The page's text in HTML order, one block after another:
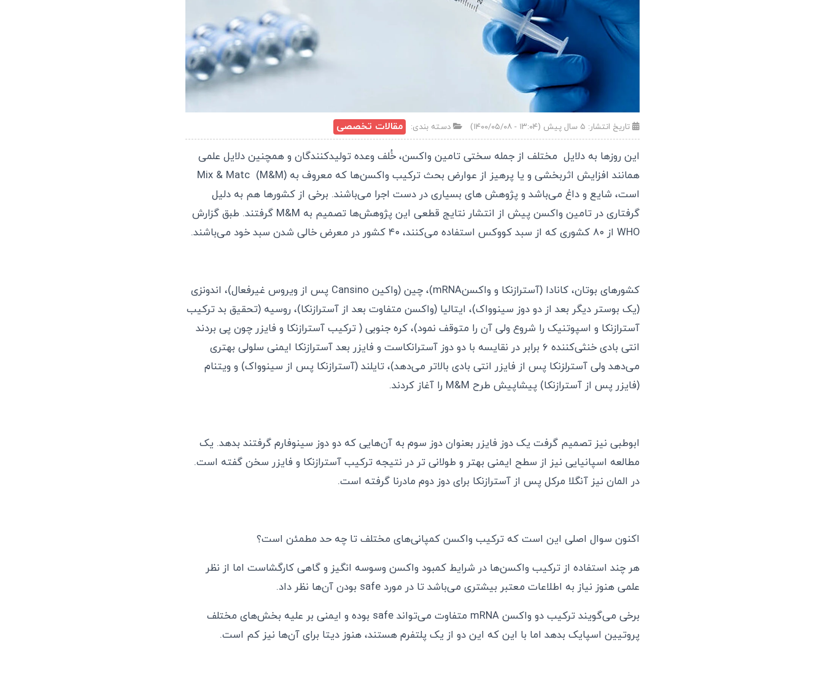
تاریخ انتشار: ۵ سال پیش (۱۳:۰۴ - ۱۴۰۰/۰۵/۰۸) دسته بندی: مقالات تخصصی
این روزها به دلایل مختلف از جمله سختی تامین واکسن، خُلف وعده تولیدکنندگان و همچنین دلایل علمی
همانند افزایش اثربخشی و یا پرهیز از عوارض بحث ترکیب واکسن‌ها که معروف به Mix & Matc (M&M)
است، شایع و داغ می‌باشد و پژوهش های بسیاری در دست اجرا می‌باشند. برخی از کشورها هم به دلیل
گرفتاری در تامین واکسن پیش از انتشار نتایج قطعی این پژوهش‌ها تصمیم به M&M گرفتند. طبق گزارش
WHO از ۸۰ کشوری که از سبد کووکس استفاده می‌کنند، ۴۰ کشور در معرض خالی شدن سبد خود می‌باشند.
کشورهای بوتان، کانادا (آسترازنکا و واکسنmRNA)، چین (واکین Cansino پس از ویروس غیرفعال)، اندونزی
(یک بوستر دیگر بعد از دو دوز سینوواک)، ایتالیا (واکسن متفاوت بعد از آسترازنکا)، روسیه (تحقیق بد ترکیب
آسترازنکا و اسپوتنیک را شروع ولی آن را متوقف نمود)، کره جنوبی ( ترکیب آسترازنکا و فایزر چون پی بردند
انتی بادی خنثی‌کننده ۶ برابر در نقایسه با دو دوز آسترانکاست و فایزر بعد آسترازنکا ایمنی سلولی بهتری
می‌دهد ولی آسترلزنکا پس از فایزر انتی بادی بالاتر می‌دهد)، تایلند (آسترازنکا پس از سینوواک) و ویتنام
(فایزر پس از آسترازنکا) پیشاپیش طرح M&M را آغاز کردند.
ابوطبی نیز تصمیم گرفت یک دوز فایزر بعنوان دوز سوم به آن‌هایی که دو دوز سینوفارم گرفتند بدهد. یک‌
مطالعه اسپانیایی نیز از سطح ایمنی بهتر و طولانی تر در نتیجه ترکیب آسترازنکا و فایزر سخن گفته است.
در المان نیز آنگلا مرکل پس از آسترازنکا برای دوز دوم مادرنا گرفته است.
اکنون سوال اصلی این است که ترکیب واکسن کمپانی‌های مختلف تا چه حد مطمئن است؟
هر چند استفاده از ترکیب واکسن‌ها در شرایط کمبود واکسن وسوسه انگیز و گاهی کارگشاست اما از نظر
علمی هنوز نیاز به اطلاعات معتبر بیشتری می‌باشد تا در مورد safe بودن آن‌ها نظر داد.
برخی می‌گویند ترکیب دو واکسن mRNA متفاوت می‌تواند safe بوده و ایمنی بر علیه بخش‌های مختلف
پروتیین اسپایک بدهد اما با این که این دو از یک پلتفرم هستند، هنوز دیتا برای آن‌ها نیز کم است.